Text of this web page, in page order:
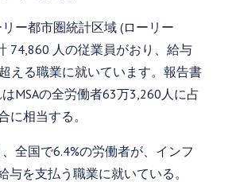
ー都市圏統計区域 (ローリー
74,860 人の従業員がおり、給与
える職業に就いています。報告書
MSAの全労働者63万3,260人に占
に相当する。
全国で6.4%の労働者が、インフ
与を支払う職業に就いている。